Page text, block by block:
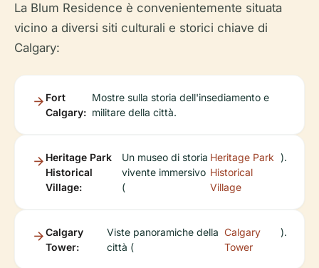
La Blum Residence è convenientemente situata
vicino a diversi siti culturali e storici chiave di
Calgary:
Fort
Calgary:
Mostre sulla storia dell'insediamento e
militare della città.
Heritage Park
Historical
Village:
Un museo di storia
vivente immersivo
(
Heritage Park
Historical
Village
).
Calgary
Tower:
Viste panoramiche della
città (
Calgary
Tower
).